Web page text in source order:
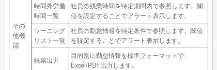
その
他機
能
時間外労働
時間一覧
社員の残業時間を特定期間内で参照します。閾
値を設定することでアラート表示します。
ワーニング
リスト一覧
社員の勤怠情報を特定条件で参照します。閾値
を設定することでアラート表示します。
帳票出力
目的別に勤怠情報を標準フォーマットで
Excel/PDF出力します。